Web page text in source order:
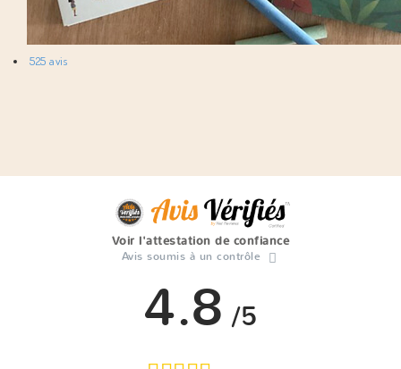
525 avis
Voir l'attestation de confiance
Avis soumis à un contrôle
4.8 /5